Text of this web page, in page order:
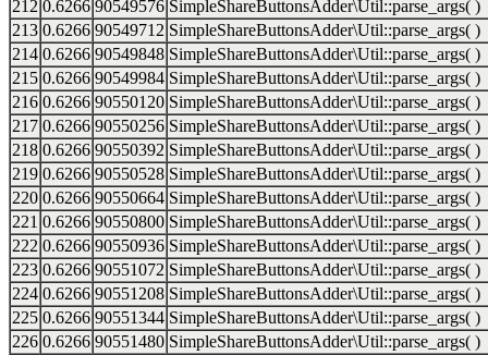
212 0.6266 90549576 SimpleShareButtonsAdder\Util::parse_args( )
213 0.6266 90549712 SimpleShareButtonsAdder\Util::parse_args( )
214 0.6266 90549848 SimpleShareButtonsAdder\Util::parse_args( )
215 0.6266 90549984 SimpleShareButtonsAdder\Util::parse_args( )
216 0.6266 90550120 SimpleShareButtonsAdder\Util::parse_args( )
217 0.6266 90550256 SimpleShareButtonsAdder\Util::parse_args( )
218 0.6266 90550392 SimpleShareButtonsAdder\Util::parse_args( )
219 0.6266 90550528 SimpleShareButtonsAdder\Util::parse_args( )
220 0.6266 90550664 SimpleShareButtonsAdder\Util::parse_args( )
221 0.6266 90550800 SimpleShareButtonsAdder\Util::parse_args( )
222 0.6266 90550936 SimpleShareButtonsAdder\Util::parse_args( )
223 0.6266 90551072 SimpleShareButtonsAdder\Util::parse_args( )
224 0.6266 90551208 SimpleShareButtonsAdder\Util::parse_args( )
225 0.6266 90551344 SimpleShareButtonsAdder\Util::parse_args( )
226 0.6266 90551480 SimpleShareButtonsAdder\Util::parse_args( )